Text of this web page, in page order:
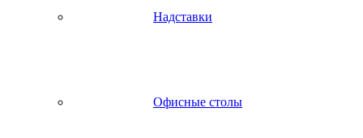
Надставки
Офисные столы